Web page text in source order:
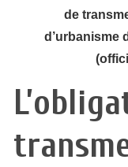
de
d’urbanisme